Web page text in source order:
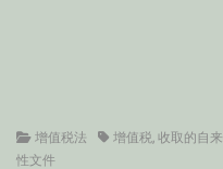
Categories
增值税法 Tags增值税, 收取的自
性文件